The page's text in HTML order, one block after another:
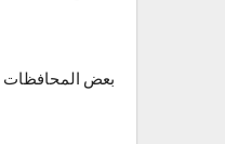
بعض المحافظات